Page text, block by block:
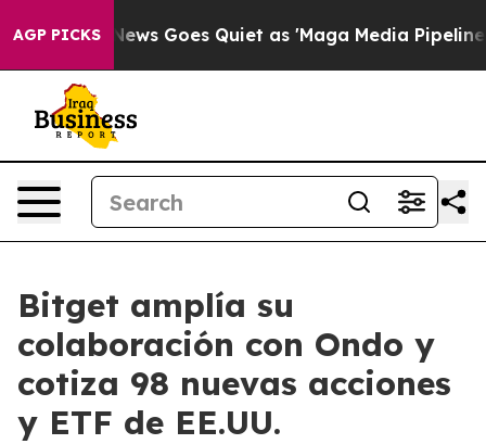
AGP PICKS
Fox News Goes Quiet as 'Maga Media Pipeline'
Bitget amplía su
colaboración con Ondo y
cotiza 98 nuevas acciones
y ETF de EE.UU.